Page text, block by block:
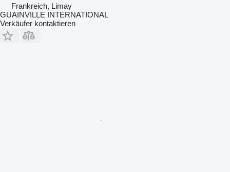
Frankreich, Limay
GUAINVILLE INTERNATIONAL
Verkäufer kontaktieren